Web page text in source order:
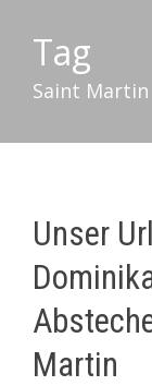
Tag
Saint Martin
Unser
Martin